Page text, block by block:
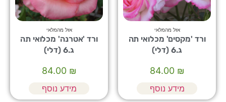
אזל מהמלאי
ורד 'מקסים' מכלואי תה
ג.6 (דלי)
₪
84.00
מידע נוסף
אזל מהמלאי
ורד 'אטרנה' מכלואי תה
ג.6 (דלי)
₪
84.00
מידע נוסף